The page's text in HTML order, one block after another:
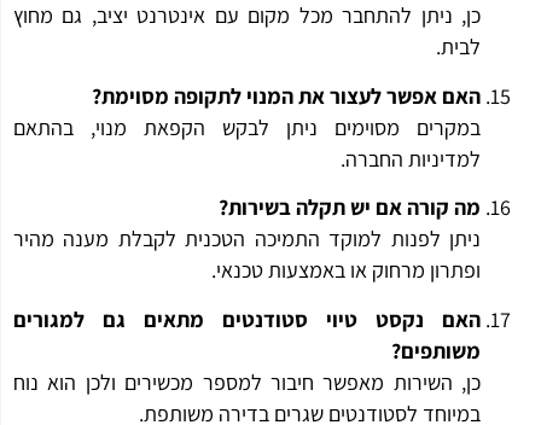
כן, ניתן להתחבר מכל מקום עם אינטרנט יציב, גם מחוץ
לבית.
האם אפשר לעצור את המנוי לתקופה מסוימת?
במקרים מסוימים ניתן לבקש הקפאת מנוי, בהתאם
למדיניות החברה.
מה קורה אם יש תקלה בשירות?
ניתן לפנות למוקד התמיכה הטכנית לקבלת מענה מהיר
ופתרון מרחוק או באמצעות טכנאי.
האם נקסט טיוי סטודנטים מתאים גם למגורים
משותפים?
כן, השירות מאפשר חיבור למספר מכשירים ולכן הוא נוח
במיוחד לסטודנטים שגרים בדירה משותפת.